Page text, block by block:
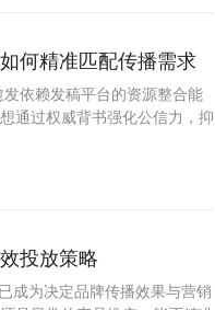
何精准匹配传播需求
依赖发稿平台的资源整合能
通过权威背书强化公信力，抑
投放策略
成为决定品牌传播效果与营销